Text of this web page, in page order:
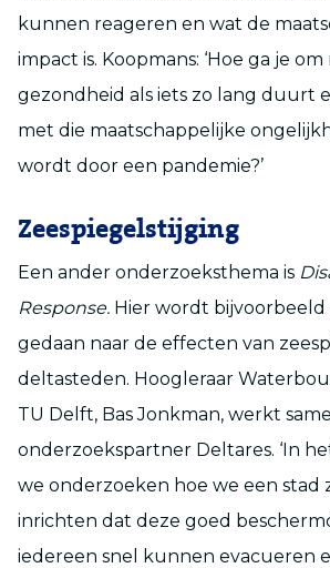
kunnen reageren en wat de
impact is. Koopmans: ‘Hoe ga je
gezondheid als iets zo lang duurt
met die maatschappelijke
wordt door een pandemie?’
Zeespiegelstijging
Een ander onderzoeksthema is
Response. Hier wordt
gedaan naar de effecten van
deltasteden. Hoogleraar
TU Delft, Bas Jonkman, werkt
onderzoekspartner Deltares. ‘In
we onderzoeken hoe we een stad
inrichten dat deze goed
iedereen snel kunnen evacueren